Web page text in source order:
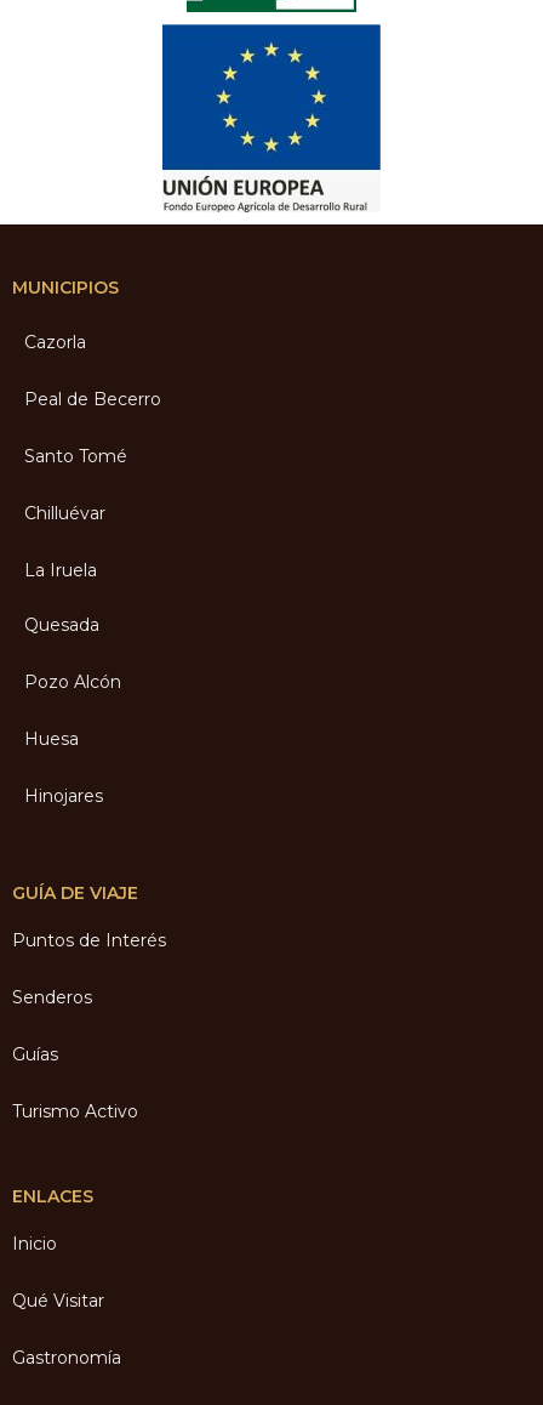
MUNICIPIOS
Cazorla
Peal de Becerro
Santo Tomé
Chilluévar
La Iruela
Quesada
Pozo Alcón
Huesa
Hinojares
GUÍA DE VIAJE
Puntos de Interés
Senderos
Guías
Turismo Activo
ENLACES
Inicio
Qué Visitar
Gastronomía